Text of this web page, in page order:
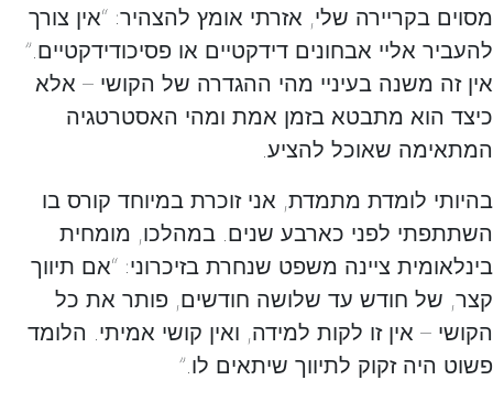
מסוים בקריירה שלי, אזרתי אומץ להצהיר: “אין צורך
להעביר אליי אבחונים דידקטיים או פסיכודידקטיים.”
אין זה משנה בעיניי מהי ההגדרה של הקושי – אלא
כיצד הוא מתבטא בזמן אמת ומהי האסטרטגיה
המתאימה שאוכל להציע.
בהיותי לומדת מתמדת, אני זוכרת במיוחד קורס בו
השתתפתי לפני כארבע שנים. במהלכו, מומחית
בינלאומית ציינה משפט שנחרת בזיכרוני: “אם תיווך
קצר, של חודש עד שלושה חודשים, פותר את כל
הקושי – אין זו לקות למידה, ואין קושי אמיתי. הלומד
פשוט היה זקוק לתיווך שיתאים לו.”